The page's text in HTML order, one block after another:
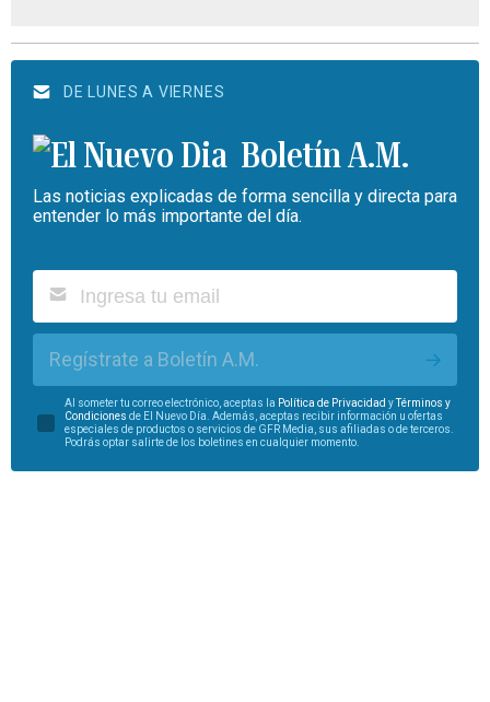
DE LUNES A VIERNES
Boletín A.M.
Las noticias explicadas de forma sencilla y directa para
entender lo más importante del día.
Regístrate a Boletín A.M.
Al someter tu correo electrónico, aceptas la Política de Privacidad yTérminos y
Condiciones de El Nuevo Día. Además, aceptas recibir información u ofertas
especiales de productos o servicios de GFR Media, sus afiliadas o de terceros.
Podrás optar salirte de los boletines en cualquier momento.